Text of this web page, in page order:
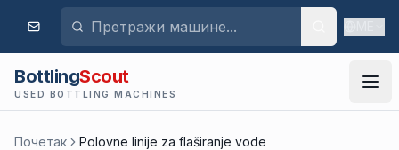
BottlingScout
USED BOTTLING MACHINES
Почетак Polovne linije za flaširanje vode